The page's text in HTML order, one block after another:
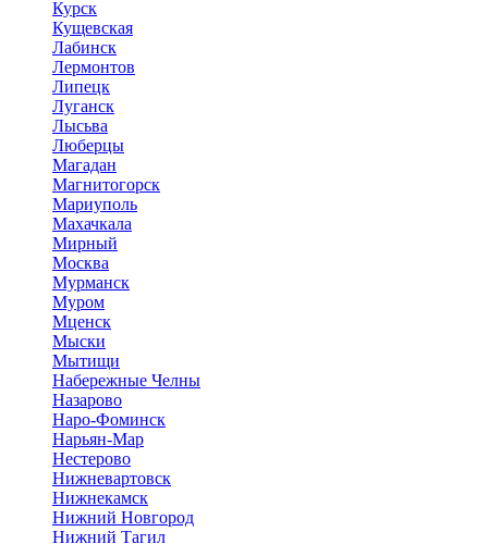
Курск
Кущевская
Лабинск
Лермонтов
Липецк
Луганск
Лысьва
Люберцы
Магадан
Магнитогорск
Мариуполь
Махачкала
Мирный
Москва
Мурманск
Муром
Мценск
Мыски
Мытищи
Набережные Челны
Назарово
Наро-Фоминск
Нарьян-Мар
Нестерово
Нижневартовск
Нижнекамск
Нижний Новгород
Нижний Тагил